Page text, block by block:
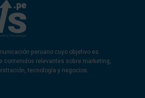
peruano cuyo objetivo es
contenidos relevantes sobre marketing,
tecnología y negocios.